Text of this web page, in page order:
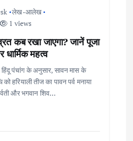
लेख-आलेख
1 views
कब रखा जाएगा? जानें पूजा
महत्व
पंचांग के अनुसार, सावन मास के
हरियाली तीज का पावन पर्व मनाया
और भगवान शिव…